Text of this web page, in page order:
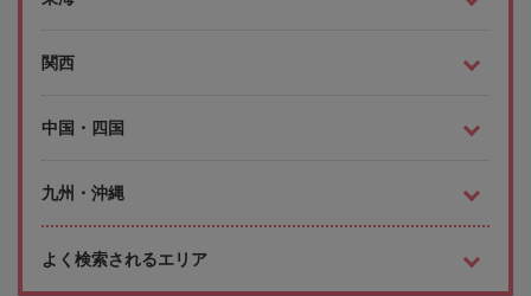
関西
中国・四国
九州・沖縄
よく検索されるエリア